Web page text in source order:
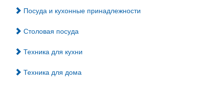
Посуда и кухонные принадлежности
Столовая посуда
Техника для кухни
Техника для дома